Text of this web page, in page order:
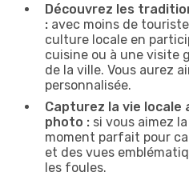
Découvrez les
: avec moins de
culture locale en
cuisine ou à une visite
de la ville. Vous aurez
personnalisée.
Capturez la vie locale
photo : si vous aimez
moment parfait pour
et des vues
les foules.